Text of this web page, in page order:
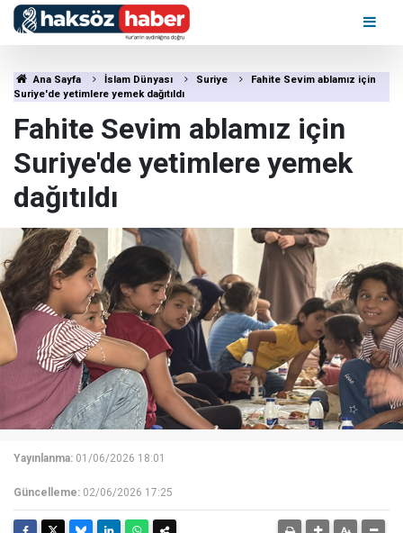
Ana Sayfa İslam Dünyası Suriye
Fahite Sevim ablamız için
Suriye'de yetimlere yemek dağıtıldı
Fahite Sevim ablamız için
Suriye'de yetimlere yemek
dağıtıldı
Yayınlanma: 01/06/2026 18:01
Güncelleme: 02/06/2026 17:25